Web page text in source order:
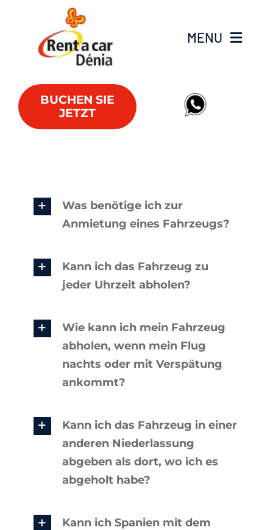
MENU
Fahrzeugflotte
Lieferwagen
Büros
Club RAC
BUCHEN SIE
JETZT
Was benötige ich zur
Anmietung eines Fahrzeugs?
Kann ich das Fahrzeug zu
jeder Uhrzeit abholen?
Wie kann ich mein Fahrzeug
abholen, wenn mein Flug
nachts oder mit Verspätung
ankommt?
Kann ich das Fahrzeug in einer
anderen Niederlassung
abgeben als dort, wo ich es
abgeholt habe?
Kann ich Spanien mit dem